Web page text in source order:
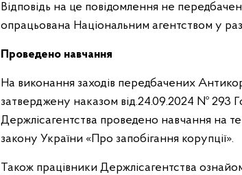
Відповідь на це повідомлення не
опрацьована Національним агентством у
Проведено навчання
На виконання заходів передбачених
затверджену наказом від.24.09.2024 № 293
Держлісагентства проведено навчання на
закону України «Про запобігання корупції».
Також працівники Держлісагентства